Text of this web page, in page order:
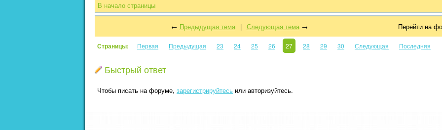
В начало страницы
← Предыдущая тема | Следующая тема→ Перейти на
Страницы: Первая Предыдущая 23 24 25 26 27 28 29 30 Следующая Последняя
Быстрый ответ
Чтобы писать на форуме, зарегистрируйтесь или авторизуйтесь.